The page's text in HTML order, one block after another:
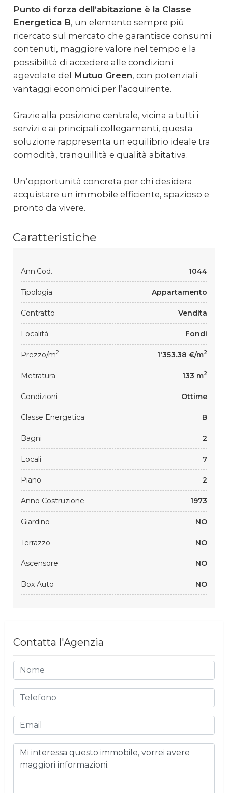
Punto di forza dell’abitazione è la Classe
Energetica B, un elemento sempre più
ricercato sul mercato che garantisce consumi
contenuti, maggiore valore nel tempo e la
possibilità di accedere alle condizioni
agevolate del Mutuo Green, con potenziali
vantaggi economici per l’acquirente.
Grazie alla posizione centrale, vicina a tutti i
servizi e ai principali collegamenti, questa
soluzione rappresenta un equilibrio ideale tra
comodità, tranquillità e qualità abitativa.
Un’opportunità concreta per chi desidera
acquistare un immobile efficiente, spazioso e
pronto da vivere.
Caratteristiche
Ann.Cod. 1044
Tipologia Appartamento
Contratto Vendita
Località Fondi
Prezzo/m2 1'353.38 €/m2
Metratura 133 m2
Condizioni Ottime
Classe Energetica B
Bagni 2
Locali 7
Piano 2
Anno Costruzione 1973
Giardino NO
Terrazzo NO
Ascensore NO
Box Auto NO
Contatta l'Agenzia